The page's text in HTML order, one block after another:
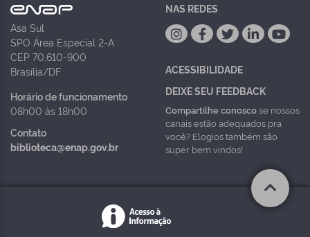
Asa Sul
SPO Área Especial 2-A
CEP 70.610-900
Brasília/DF
Horário de funcionamento
08h00 às 18h00
Contato
biblioteca@enap.gov.br
NAS REDES
ACESSIBILIDADE
DEIXE SEU FEEDBACK
Compartilhe conoscose nossos
canais estão adequados pra
você? Elogios também são
super bem vindos!